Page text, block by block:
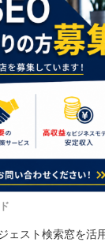
ェスト検索窓を活